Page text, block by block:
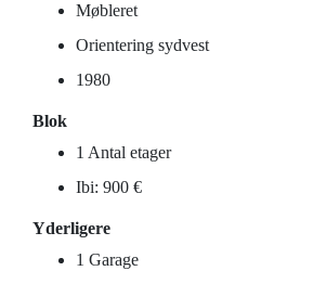
Møbleret
Orientering sydvest
1980
Blok
1 Antal etager
Ibi: 900 €
Yderligere
1 Garage